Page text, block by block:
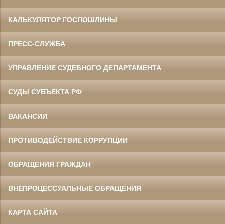
КАЛЬКУЛЯТОР ГОСПОШЛИНЫ
ПРЕСС-СЛУЖБА
УПРАВЛЕНИЕ СУДЕБНОГО ДЕПАРТАМЕНТА
СУДЫ СУБЪЕКТА РФ
ВАКАНСИИ
ПРОТИВОДЕЙСТВИЕ КОРРУПЦИИ
ОБРАЩЕНИЯ ГРАЖДАН
ВНЕПРОЦЕССУАЛЬНЫЕ ОБРАЩЕНИЯ
КАРТА САЙТА